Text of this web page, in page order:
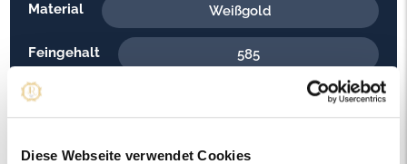
Diese Webseite verwendet Cookies
Material Weißgold
Feingehalt 585
Gewicht